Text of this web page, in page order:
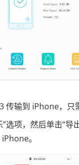
传输到 iPhone，只
选项，然后单击“导
。